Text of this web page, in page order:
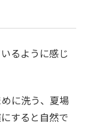
るように感じ
に洗う、夏場
すると自然で